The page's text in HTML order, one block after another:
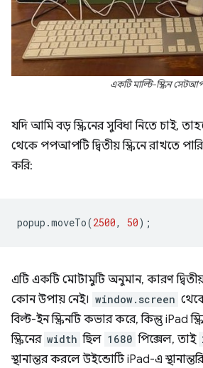
একটি মাল্টি-স্ক্রিন
যদি আমি বড় স্ক্রিনের সুবিধা নিতে চাই,
থেকে পপআপটি দ্বিতীয় স্ক্রিনে রাখতে
করি:
popup .moveTo(2500, 50);
এটি একটি মোটামুটি অনুমান, কারণ দ্বিতীয়
কোন উপায় নেই। window.screen
বিল্ট-ইন স্ক্রিনটি কভার করে, কিন্তু iPad
স্ক্রিনের width ছিল 1680 পিক্সেল, তাই
স্থানান্তর করলে উইন্ডোটি iPad-এ